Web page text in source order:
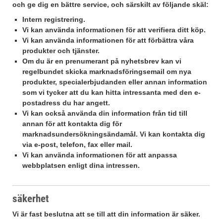
och ge dig en bättre service, och särskilt av följande skäl:
Intern registrering.
Vi kan använda informationen för att verifiera ditt köp.
Vi kan använda informationen för att förbättra våra
produkter och tjänster.
Om du är en prenumerant på nyhetsbrev kan vi
regelbundet skicka marknadsföringsemail om nya
produkter, specialerbjudanden eller annan information
som vi tycker att du kan hitta intressanta med den e-
postadress du har angett.
Vi kan också använda din information från tid till
annan för att kontakta dig för
marknadsundersökningsändamål. Vi kan kontakta dig
via e-post, telefon, fax eller mail.
Vi kan använda informationen för att anpassa
webbplatsen enligt dina intressen.
säkerhet
Vi är fast beslutna att se till att din information är säker.